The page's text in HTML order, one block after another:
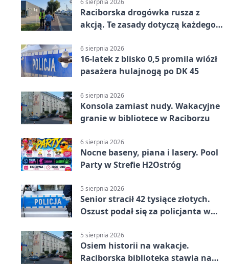
6 sierpnia 2026
Raciborska drogówka rusza z
akcją. Te zasady dotyczą każdego
6 sierpnia 2026
16-latek z blisko 0,5 promila wiózł
pasażera hulajnogą po DK 45
6 sierpnia 2026
Konsola zamiast nudy. Wakacyjne
granie w bibliotece w Raciborzu
6 sierpnia 2026
Nocne baseny, piana i lasery. Pool
Party w Strefie H2Ostróg
5 sierpnia 2026
Senior stracił 42 tysiące złotych.
Oszust podał się za policjanta w
5 sierpnia 2026
Osiem historii na wakacje.
Raciborska biblioteka stawia na